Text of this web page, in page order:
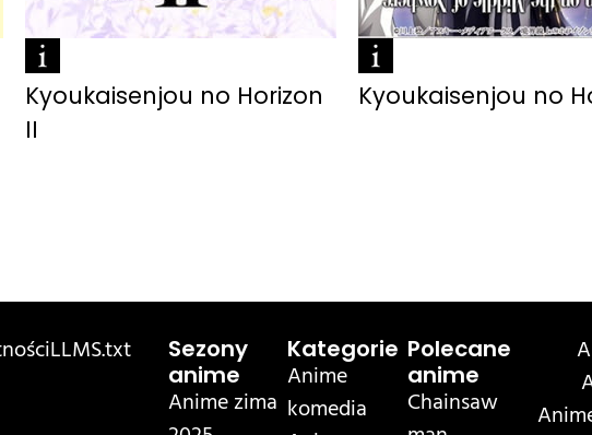
Kyoukaisenjou no Horizon
II
Kyoukaisenjou no
LLMS.txt
Sezony
anime
Anime zima
Kategorie
Anime
komedia
Polecane
anime
Chainsaw